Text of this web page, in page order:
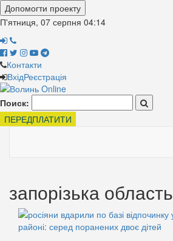
Допомогти проекту
П'ятниця, 07 серпня 04:14
Контакти
ВхідРеєстрація
Поиск:
ПЕРЕДПЛАТИТИ
запорізька область